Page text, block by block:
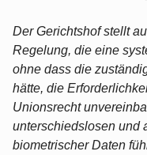
Der Gerichtshof stellt
Regelung, die eine
ohne dass die
hätte, die
Unionsrecht
unterschiedslosen und
biometrischer Daten